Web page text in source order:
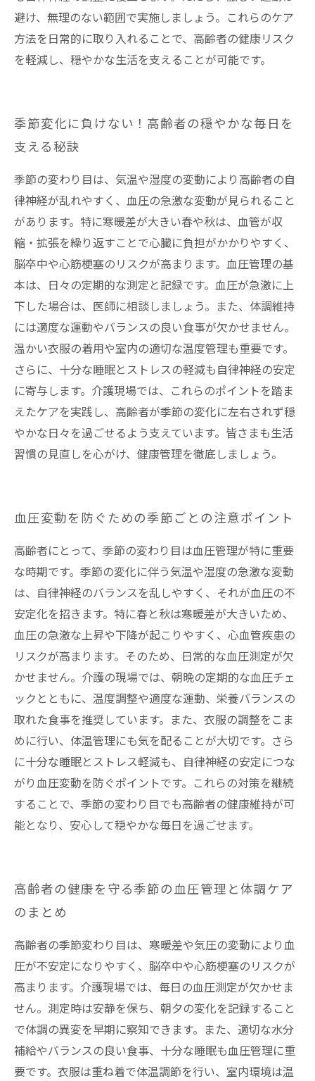
避け、無理のない範囲で実施しましょう。これらのケア
方法を日常的に取り入れることで、高齢者の健康リスク
を軽減し、穏やかな生活を支えることが可能です。
季節変化に負けない！高齢者の穏やかな毎日を
支える秘訣
季節の変わり目は、気温や湿度の変動により高齢者の自
律神経が乱れやすく、血圧の急激な変動が見られること
があります。特に寒暖差が大きい春や秋は、血管が収
縮・拡張を繰り返すことで心臓に負担がかかりやすく、
脳卒中や心筋梗塞のリスクが高まります。血圧管理の基
本は、日々の定期的な測定と記録です。血圧が急激に上
下した場合は、医師に相談しましょう。また、体調維持
には適度な運動やバランスの良い食事が欠かせません。
温かい衣服の着用や室内の適切な温度管理も重要です。
さらに、十分な睡眠とストレスの軽減も自律神経の安定
に寄与します。介護現場では、これらのポイントを踏ま
えたケアを実践し、高齢者が季節の変化に左右されず穏
やかな日々を過ごせるよう支えています。皆さまも生活
習慣の見直しを心がけ、健康管理を徹底しましょう。
血圧変動を防ぐための季節ごとの注意ポイント
高齢者にとって、季節の変わり目は血圧管理が特に重要
な時期です。季節の変化に伴う気温や湿度の急激な変動
は、自律神経のバランスを乱しやすく、それが血圧の不
安定化を招きます。特に春と秋は寒暖差が大きいため、
血圧の急激な上昇や下降が起こりやすく、心血管疾患の
リスクが高まります。そのため、日常的な血圧測定が欠
かせません。介護の現場では、朝晩の定期的な血圧チェ
ックとともに、温度調整や適度な運動、栄養バランスの
取れた食事を推奨しています。また、衣服の調整をこま
めに行い、体温管理にも気を配ることが大切です。さら
に十分な睡眠とストレス軽減も、自律神経の安定につな
がり血圧変動を防ぐポイントです。これらの対策を継続
することで、季節の変わり目でも高齢者の健康維持が可
能となり、安心して穏やかな毎日を過ごせます。
高齢者の健康を守る季節の血圧管理と体調ケア
のまとめ
高齢者の季節変わり目は、寒暖差や気圧の変動により血
圧が不安定になりやすく、脳卒中や心筋梗塞のリスクが
高まります。介護現場では、毎日の血圧測定が欠かせま
せん。測定時は安静を保ち、朝夕の変化を記録すること
で体調の異変を早期に察知できます。また、適切な水分
補給やバランスの良い食事、十分な睡眠も血圧管理に重
要です。衣服は重ね着で体温調節を行い、室内環境は温